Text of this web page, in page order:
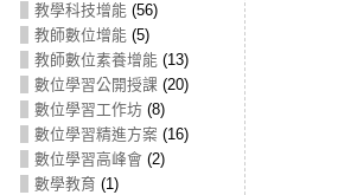
教學科技增能(56)
教師數位增能(5)
教師數位素養增能(13)
數位學習公開授課 (20)
數位學習工作坊(8)
數位學習精進方案 (16)
數位學習高峰會 (2)
數學教育 (1)